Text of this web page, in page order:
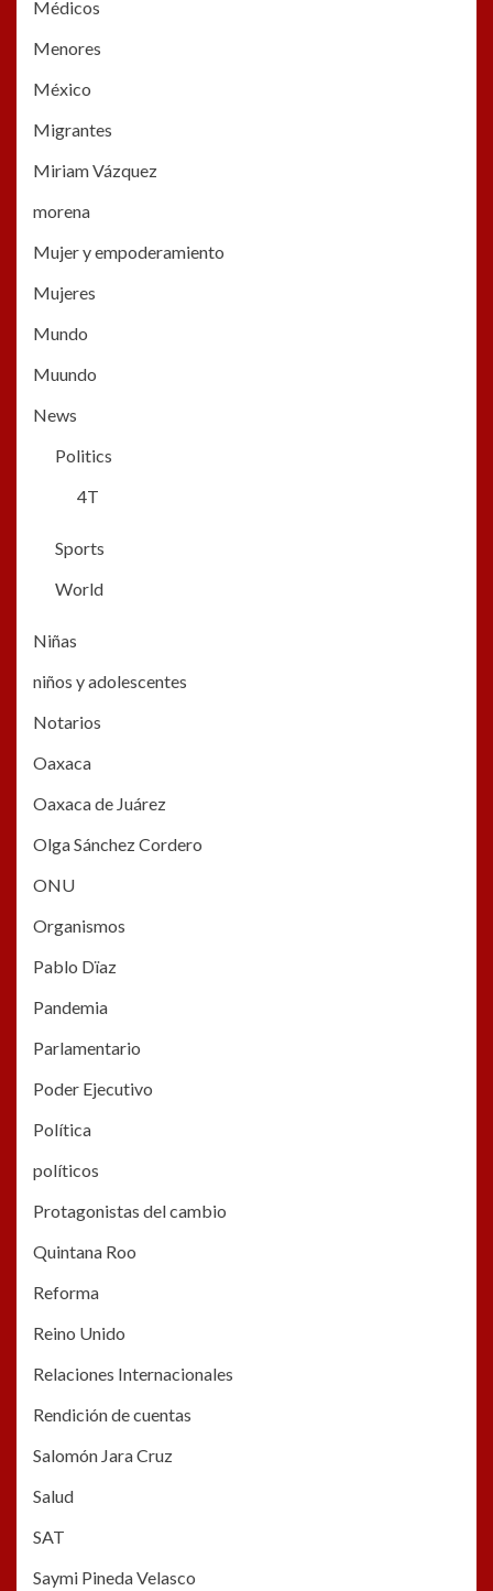
Médicos
Menores
México
Migrantes
Miriam Vázquez
morena
Mujer y empoderamiento
Mujeres
Mundo
Muundo
News
Politics
4T
Sports
World
Niñas
niños y adolescentes
Notarios
Oaxaca
Oaxaca de Juárez
Olga Sánchez Cordero
ONU
Organismos
Pablo Dïaz
Pandemia
Parlamentario
Poder Ejecutivo
Política
políticos
Protagonistas del cambio
Quintana Roo
Reforma
Reino Unido
Relaciones Internacionales
Rendición de cuentas
Salomón Jara Cruz
Salud
SAT
Saymi Pineda Velasco